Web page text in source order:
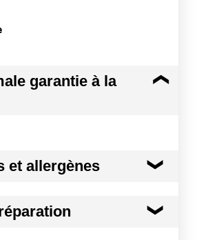
garantie à la
et allergènes